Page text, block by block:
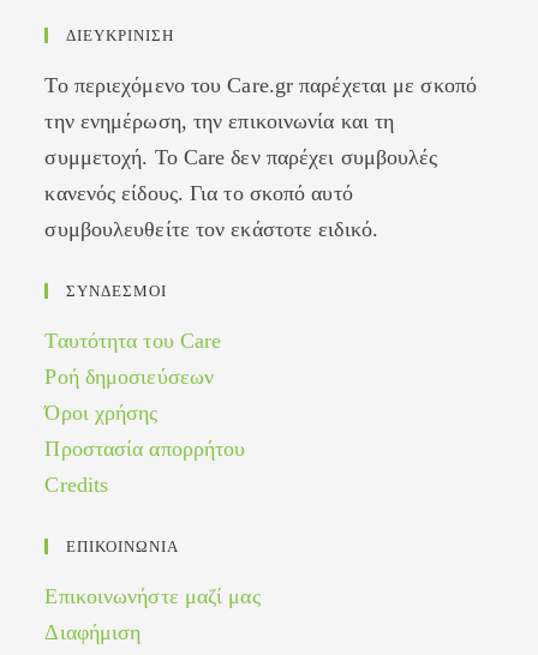
ΔΙΕΥΚΡΙΝΙΣΗ
Το περιεχόμενο του Care.gr παρέχεται με σκοπό
την ενημέρωση, την επικοινωνία και τη
συμμετοχή. Το Care δεν παρέχει συμβουλές
κανενός είδους. Για το σκοπό αυτό
συμβουλευθείτε τον εκάστοτε ειδικό.
ΣΥΝΔΕΣΜΟΙ
Ταυτότητα του Care
Ροή δημοσιεύσεων
Όροι χρήσης
Προστασία απορρήτου
Credits
ΕΠΙΚΟΙΝΩΝΙΑ
Επικοινωνήστε μαζί μας
Διαφήμιση